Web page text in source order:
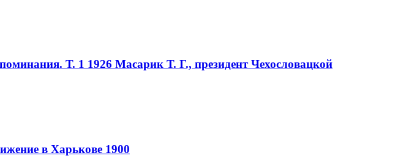
Т. 1 1926 Масарик Т. Г., президент Чехословацкой
в Харькове 1900